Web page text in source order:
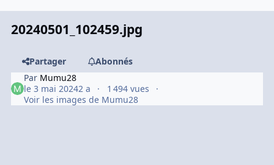
20240501_102459.jpg
Partager
Abonnés
Par Mumu28
le 3 mai 20242 a
1 494 vues
Voir les images de Mumu28